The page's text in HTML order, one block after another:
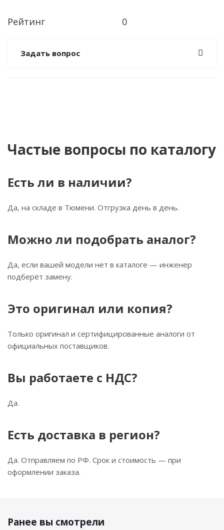
Рейтинг 0
Задать вопрос
Частые вопросы по каталогу
Есть ли в наличии?
Да, на складе в Тюмени. Отгрузка день в день.
Можно ли подобрать аналог?
Да, если вашей модели нет в каталоге — инженер
подберёт замену.
Это оригинал или копия?
Только оригинал и сертифицированные аналоги от
официальных поставщиков.
Вы работаете с НДС?
Да.
Есть доставка в регион?
Да. Отправляем по РФ. Срок и стоимость — при
оформлении заказа.
Ранее вы смотрели